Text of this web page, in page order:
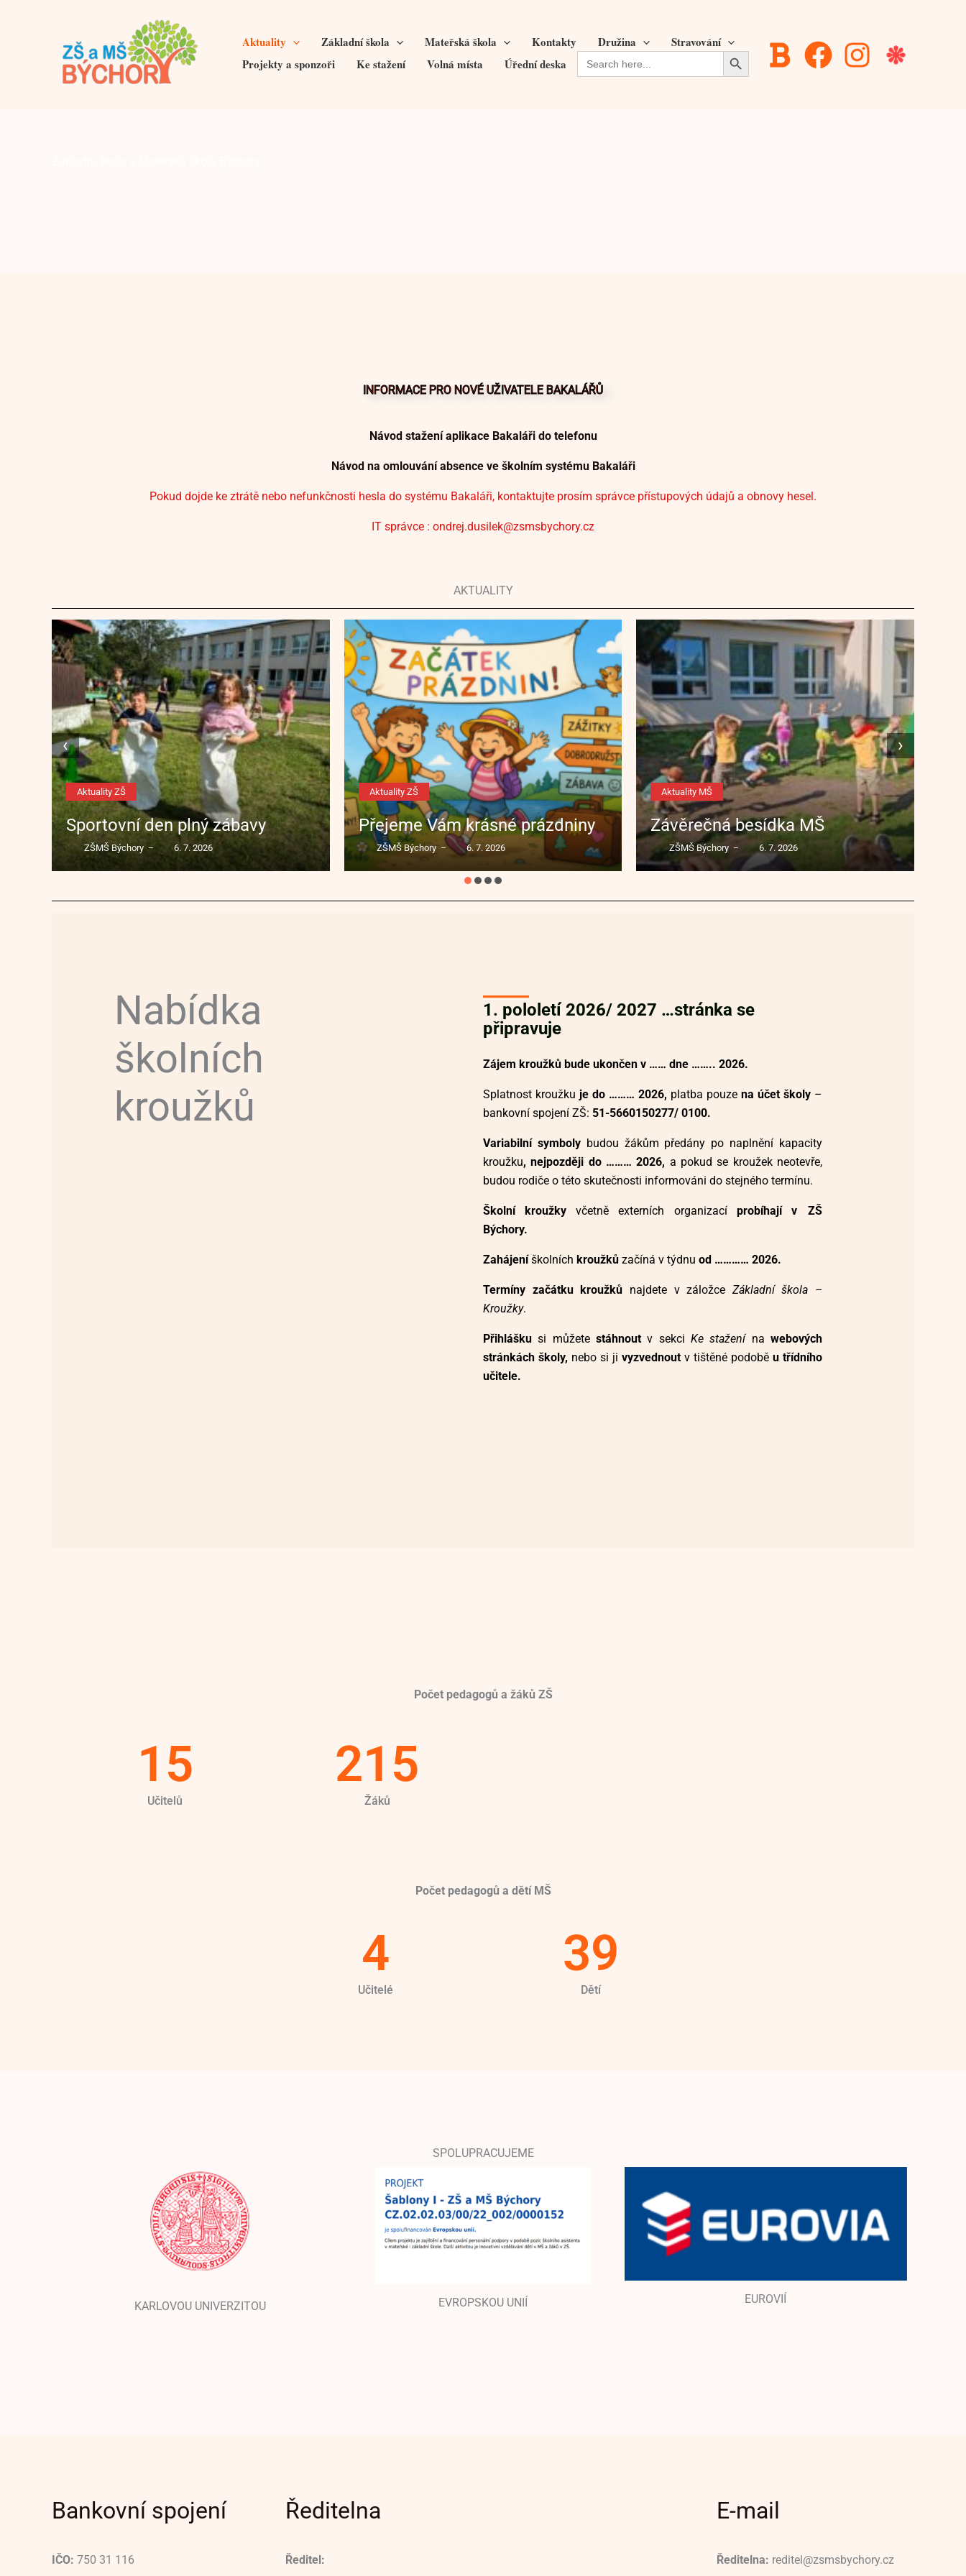
Aktuality Základní škola Mateřská škola Kontakty Družina
Stravování
Projekty a sponzoři
Ke stažení Volná místa Úřední deska Search
for:
Search Button
INFORMACE PRO NOVÉ UŽIVATELE BAKALÁŘŮ
Návod stažení aplikace Bakaláři do telefonu
Návod na omlouvání absence ve školním systému Bakaláři
Pokud dojde ke ztrátě nebo nefunkčnosti hesla do systému Bakaláři, kontaktujte prosím správce přístupových údajů a obnovy hesel.
IT správce : ondrej.dusilek@zsmsbychory.cz
AKTUALITY
Aktuality ZŠ
Sportovní den plný zábavy
ZŠMŠ Býchory – 6. 7. 2026
Aktuality ZŠ
Přejeme Vám krásné prázdniny
ZŠMŠ Býchory – 6. 7. 2026
Aktuality MŠ
Závěrečná besídka MŠ
ZŠMŠ Býchory – 6. 7. 2026
‹ ›
Nabídka
školních
kroužků
1. pololetí 2026/ 2027 …stránka se
připravuje
Zájem kroužků bude ukončen v …… dne …….. 2026.
Splatnost kroužku je do ……… 2026, platba pouze na účet školy –
bankovní spojení ZŠ: 51-5660150277/ 0100.
Variabilní symboly budou žákům předány po naplnění kapacity
kroužku, nejpozději do ……… 2026, a pokud se kroužek neotevře,
budou rodiče o této skutečnosti informováni do stejného termínu.
Školní kroužky včetně externích organizací probíhají v ZŠ
Býchory.
Zahájeníškolních kroužků začíná v týdnu od ………… 2026.
Termíny začátku kroužků najdete v záložce Základní škola –
Kroužky.
Přihlášku si můžetestáhnoutv sekciKe staženína webových
stránkách školy, nebo si ji vyzvednout v tištěné podobě u třídního
učitele.
Počet pedagogů a žáků ZŠ
Učitelů
15
Žáků
215
Počet pedagogů a dětí MŠ
Učitelé
4
Dětí
39
SPOLUPRACUJEME
KARLOVOU UNIVERZITOU EVROPSKOU UNIÍ EUROVIÍ
Bankovní spojení
IČO: 750 31 116
Ředitelna
Ředitel:
E-mail
Ředitelna: reditel@zsmsbychory.cz